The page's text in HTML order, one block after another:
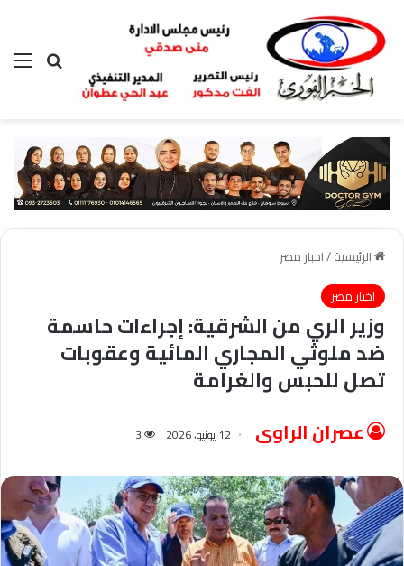
بحث عن
الرئيسية/اخبار مصر
اخبار مصر
وزير الري من الشرقية: إجراءات حاسمة
ضد ملوثي المجاري المائية وعقوبات
تصل للحبس والغرامة
عصران الراوى 12 يونيو، 2026 3